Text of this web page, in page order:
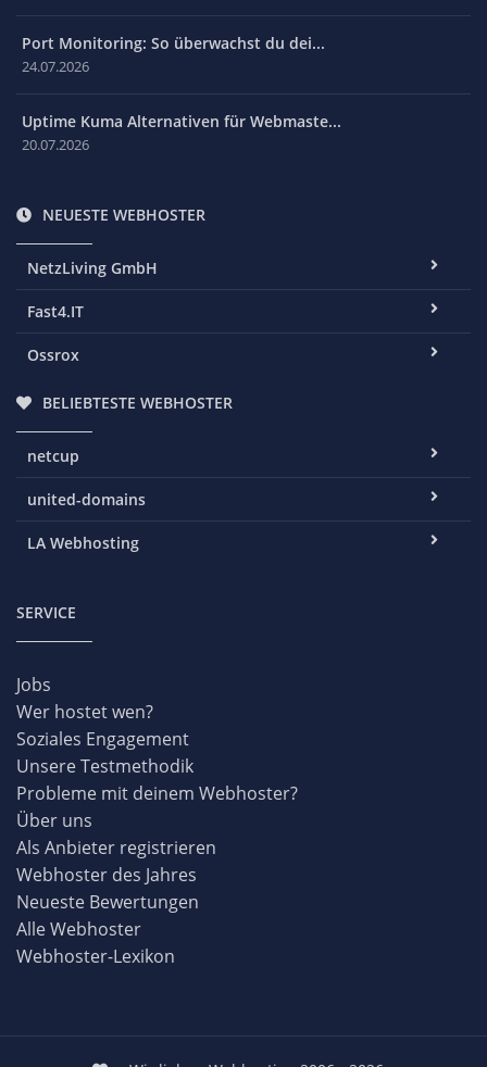
Port Monitoring: So überwachst du dei...
24.07.2026
Uptime Kuma Alternativen für Webmaste...
20.07.2026
NEUESTE WEBHOSTER
NetzLiving GmbH
Fast4.IT
Ossrox
BELIEBTESTE WEBHOSTER
netcup
united-domains
LA Webhosting
SERVICE
Jobs
Wer hostet wen?
Soziales Engagement
Unsere Testmethodik
Probleme mit deinem Webhoster?
Über uns
Als Anbieter registrieren
Webhoster des Jahres
Neueste Bewertungen
Alle Webhoster
Webhoster-Lexikon